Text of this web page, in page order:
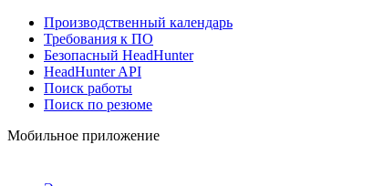
Производственный календарь
Требования к ПО
Безопасный HeadHunter
HeadHunter API
Поиск работы
Поиск по резюме
Мобильное приложение